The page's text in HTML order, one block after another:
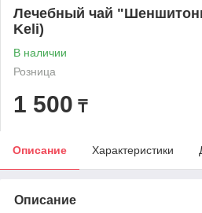
Лечебный чай
Keli)
В наличии
Розница
1 500 ₸
Описание Характеристики
Описание